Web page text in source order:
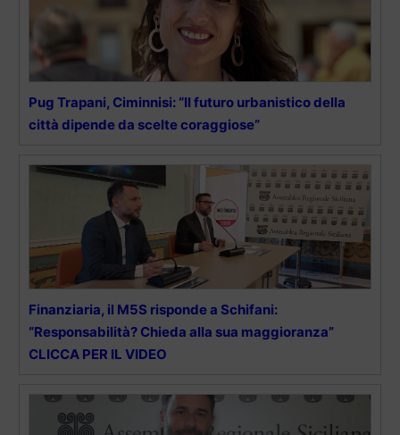
Pug Trapani, Ciminnisi: “Il futuro urbanistico della
città dipende da scelte coraggiose”
Finanziaria, il M5S risponde a Schifani:
“Responsabilità? Chieda alla sua maggioranza”
CLICCA PER IL VIDEO